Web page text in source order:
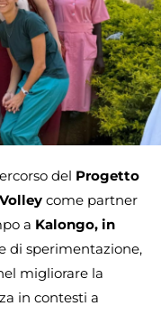
del Progetto
come partner
a Kalongo, in
di sperimentazione,
migliorare la
in contesti a